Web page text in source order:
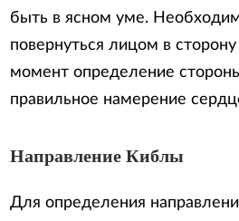
быть в ясном уме.
повернуться лицом в
момент определение
правильное намерение
Направление Киблы
Для определения